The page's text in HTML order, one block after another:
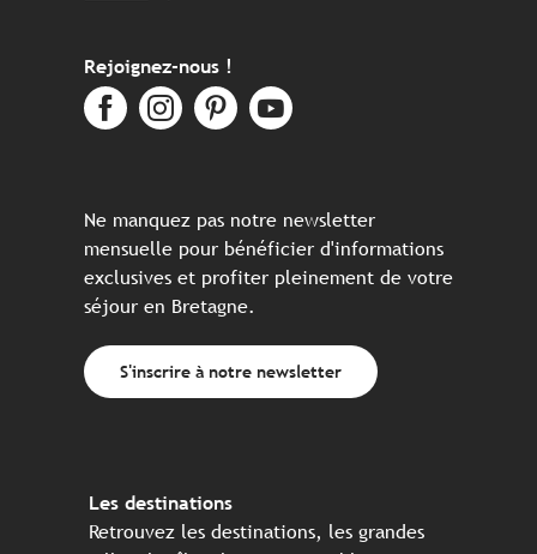
Rejoignez-nous !
Ne manquez pas notre newsletter
mensuelle pour bénéficier d'informations
exclusives et profiter pleinement de votre
séjour en Bretagne.
S'inscrire à notre newsletter
Les destinations
Retrouvez les destinations, les grandes